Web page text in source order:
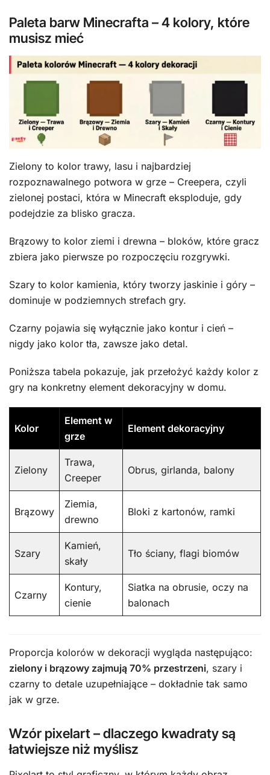
Paleta barw Minecrafta – 4 kolory, które
musisz mieć
Zielony to kolor trawy, lasu i najbardziej
rozpoznawalnego potwora w grze – Creepera, czyli
zielonej postaci, która w Minecraft eksploduje, gdy
podejdzie za blisko gracza.
Brązowy to kolor ziemi i drewna – bloków, które gracz
zbiera jako pierwsze po rozpoczęciu rozgrywki.
Szary to kolor kamienia, który tworzy jaskinie i góry –
dominuje w podziemnych strefach gry.
Czarny pojawia się wyłącznie jako kontur i cień –
nigdy jako kolor tła, zawsze jako detal.
Poniższa tabela pokazuje, jak przełożyć każdy kolor z
gry na konkretny element dekoracyjny w domu.
Kolor
Element w
grze
Element dekoracyjny
Zielony
Trawa,
Creeper
Obrus, girlanda, balony
Brązowy
Ziemia,
drewno
Bloki z kartonów, ramki
Szary
Kamień,
skały
Tło ściany, flagi biomów
Czarny
Kontury,
cienie
Siatka na obrusie, oczy na
balonach
Proporcja kolorów w dekoracji wygląda następująco:
zielony i brązowy zajmują 70% przestrzeni, szary i
czarny to detale uzupełniające – dokładnie tak samo
jak w grze.
Wzór pixelart – dlaczego kwadraty są
łatwiejsze niż myślisz